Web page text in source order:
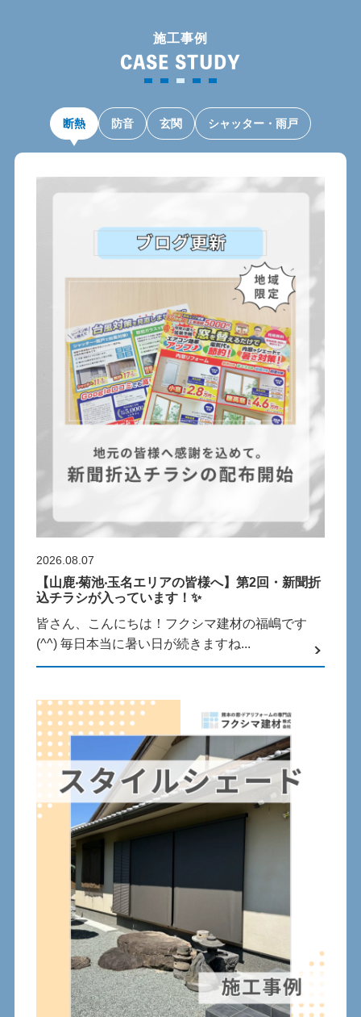
施工事例
CASE STUDY
断熱 防音 玄関 シャッター・雨戸
2026.08.07
【⼭⿅‧菊池‧⽟名エリアの皆様へ】第2回・新聞折
込チラシが⼊っています！✨
皆さん、こんにちは！フクシマ建材の福嶋です
(^^) 毎⽇本当に暑い⽇が続きますね...